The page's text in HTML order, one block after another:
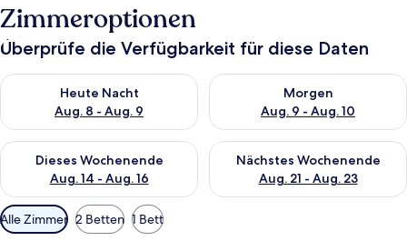
Zimmeroptionen
Überprüfe die Verfügbarkeit für diese Daten
Heute Nacht
Aug. 8 - Aug. 9
Überprüfe die Verfügbarkeit für heute Nacht, Aug. 8 - Aug. 9.
Morgen
Aug. 9 - Aug. 10
Überprüfe die Verfügbarkeit
Dieses Wochenende
Aug. 14 - Aug. 16
Überprüfe die Verfügbarkeit für dieses Wochenende, Aug. 14
Nächstes Wochenende
Aug. 21 - Aug. 23
Überprüfe die Verfügbarkeit
Verfügbare
Filter
Alle Zimmer 2 Betten 1 Bett